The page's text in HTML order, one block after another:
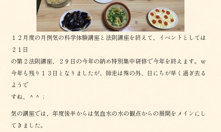
k
１２月度の月例気の科学体験講座と法則講座を終えて、イベントとしては
２１日
の第２法則講座、２９日の今年の納め特別集中研修で今年を終えます。ｗ
今年も残り１３日となりましたが、師走は殊の外、日にちが早く過ぎ去る
ようで
すね、＾＾；
気の講座では、年度後半からは気血水の水の観点からの展開をメインにし
てきました。